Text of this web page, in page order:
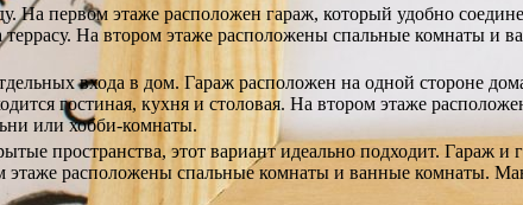
На первом этаже расположен гараж, который удобно
На втором этаже расположены спальные комнаты и
входа в дом. Гараж расположен на одной стороне
гостиная, кухня и столовая. На втором этаже
или хобби-комнаты.
пространства, этот вариант идеально подходит.
расположены спальные комнаты и ванные комнаты.